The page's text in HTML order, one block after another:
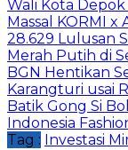
Wali Kota
Massal KORMI x
28.629 Lulusan
Merah Putih di
BGN Hentikan
Karangturi usai
Batik Gong Si
Indonesia
Tag : Investasi